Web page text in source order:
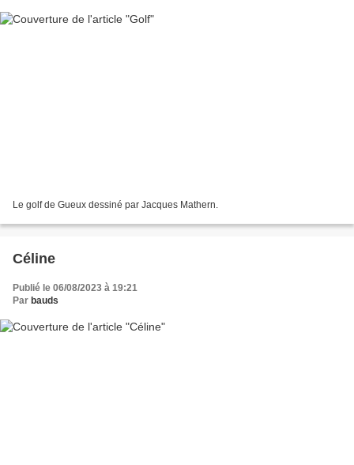
Le golf de Gueux dessiné par Jacques Mathern.
Céline
Publié le 06/08/2023 à 19:21
Par bauds